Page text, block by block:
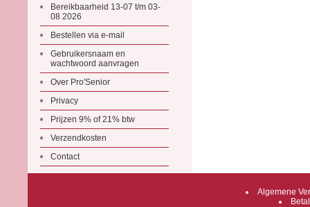
Bereikbaarheid 13-07 t/m 03-
08 2026
Bestellen via e-mail
Gebruikersnaam en
wachtwoord aanvragen
Over Pro'Senior
Privacy
Prijzen 9% of 21% btw
Verzendkosten
Contact
Algemene